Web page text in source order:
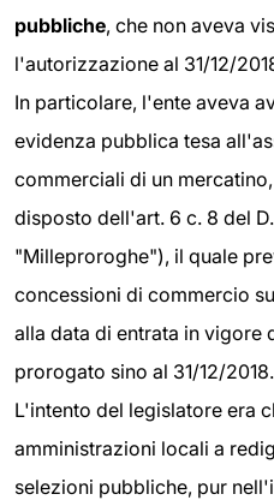
pubbliche, che non aveva
l'autorizzazione al 31/12/
In particolare, l'ente aveva
evidenza pubblica tesa
commerciali di un
disposto dell'art. 6 c. 8 del
"Milleproroghe"), il quale
concessioni di commercio
alla data di entrata in vigore
prorogato sino al 31/12/2018.
L'intento del legislatore era
amministrazioni locali a
selezioni pubbliche, pur